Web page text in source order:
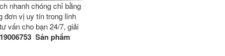
nhanh chóng chỉ bằng
đơn vị uy tín trong lĩnh
vấn cho bạn 24/7, giải
Sản phẩm